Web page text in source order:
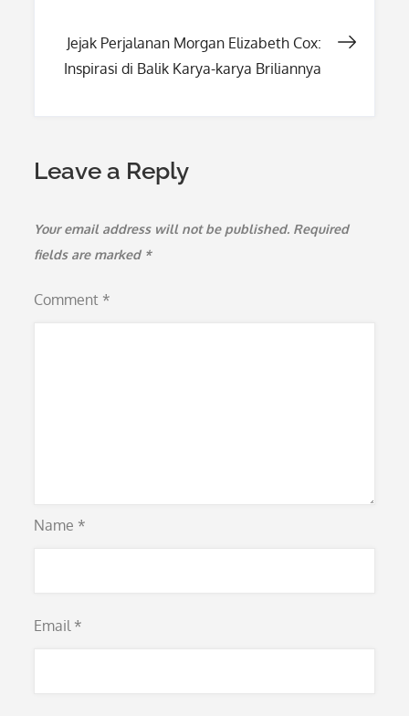
Jejak Perjalanan Morgan Elizabeth Cox:
Inspirasi di Balik Karya-karya Briliannya
Leave a Reply
Your email address will not be published. Required
fields are marked *
Comment *
Name *
Email *